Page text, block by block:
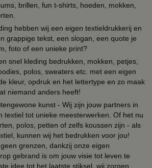
brillen, fun t-shirts, hoeden, mokken,
hebben wij een eigen textieldrukkerij en
grappige tekst, een slogan, een quote je
foto of een unieke print?
snel kleding bedrukken, mokken, petjes,
polos, sweaters etc. met een eigen
kleur, opdruk en het lettertype en zo maak
niemand anders heeft!
kunst - Wij zijn jouw partners in
textiel tot unieke meesterwerken. Of het nu
polos, petten of zelfs koussen zijn - als
kunnen wij het bedrukken voor jou!
grenzen, dankzij onze eigen
gebrand is om jouw visie tot leven te
idee tot het laatste stiksel, wij zorgen